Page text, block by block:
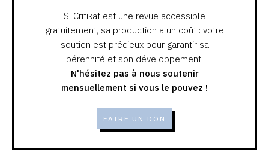
Si Critikat est une revue accessible
gratuitement, sa production a un coût : votre
soutien est précieux pour garantir sa
pérennité et son développement.
N'hésitez pas à nous soutenir
mensuellement si vous le pouvez !
FAIRE UN DON